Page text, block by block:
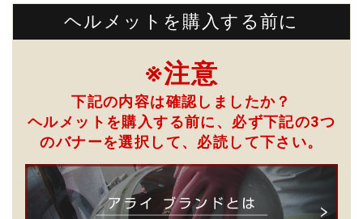
ヘルメットを購入する前に
※注意
下記の内容は確認しましたか？
ヘルメットを購入する前に、必ず下記の3つ
のバナーを選択して、 必読して下さい。